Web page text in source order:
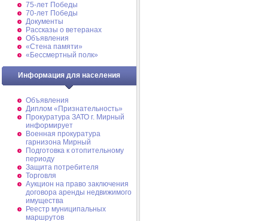
75-лет Победы
70-лет Победы
Документы
Рассказы о ветеранах
Объявления
«Стена памяти»
«Бессмертный полк»
Информация для населения
Объявления
Диплом «Признательность»
Прокуратура ЗАТО г. Мирный
информирует
Военная прокуратура
гарнизона Мирный
Подготовка к отопительному
периоду
Защита потребителя
Торговля
Аукцион на право заключения
договора аренды недвижимого
имущества
Реестр муниципальных
маршрутов